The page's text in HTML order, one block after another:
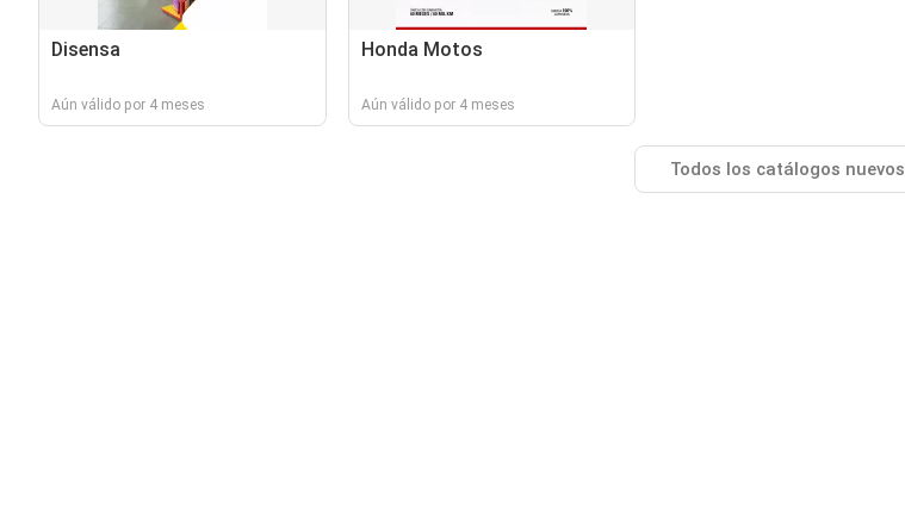
Disensa
Aún válido por 4 meses
Honda Motos
Aún válido por 4 meses
Todos los catálogos nuevos